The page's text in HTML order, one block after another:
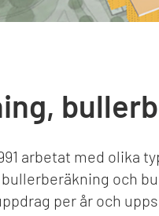
arbetat med olika
och
per år och